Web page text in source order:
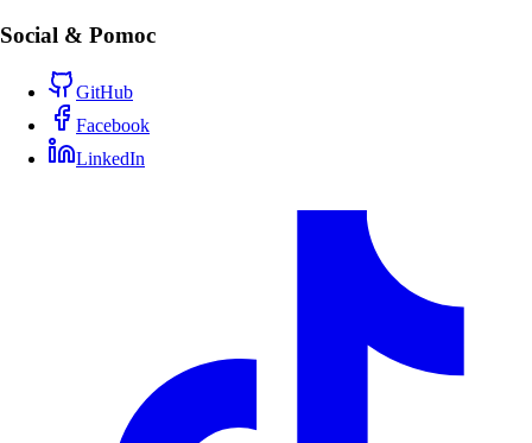
Social & Pomoc
GitHub
Facebook
LinkedIn